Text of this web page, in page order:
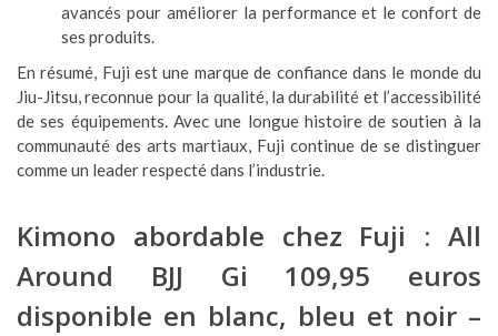
avancés pour améliorer la performance et le confort de
ses produits.
En résumé, Fuji est une marque de confiance dans le monde du
Jiu-Jitsu, reconnue pour la qualité, la durabilité et l’accessibilité
de ses équipements. Avec une longue histoire de soutien à la
communauté des arts martiaux, Fuji continue de se distinguer
comme un leader respecté dans l’industrie.
Kimono abordable chez Fuji : All
Around BJJ Gi 109,95 euros
disponible en blanc, bleu et noir –